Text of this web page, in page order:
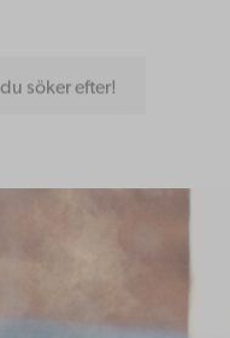
söker efter!